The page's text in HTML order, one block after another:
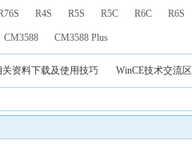
R4S R5S R5C R6C R6S
CM3588 CM3588 Plus
关资料下载及使用技巧 WinCE技术交流区